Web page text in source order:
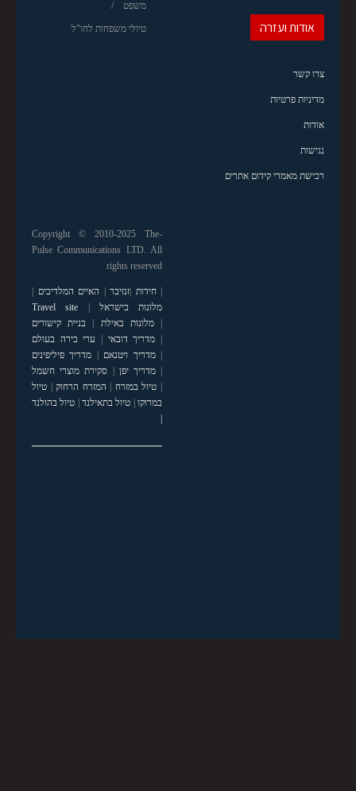
משפט
טיולי משפחות לחו"ל אודות ועזרה
צרו קשר
מדיניות פרטיות
אודות
נגישות
רכישת מאמרי קידום אתרים
Copyright © 2010-2025 The-
Pulse Communications LTD. All
rights reserved
|חידות |זנזיבר | האיים המלדיבים |
מלונות בישראל |
Travel site
|מלונות באילת | בניית קישורים
| מדריך דובאי | ערי בירה בעולם
|מדריך ויטנאם | מדריך פיליפינים
|מדריך יפן | סקירת מוצרי חשמל
| טיול במזרח | המזרח הרחוק| טיול
במרוקו| טיול בתאילנד| טיול בהולנד
|